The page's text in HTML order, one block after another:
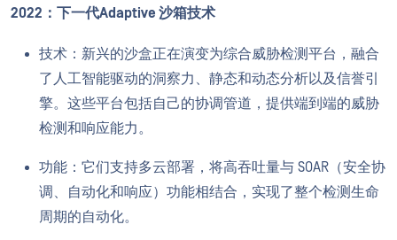
2022：下一代Adaptive 沙箱技术
技术：新兴的沙盒正在演变为综合威胁检测平台，融合
了人工智能驱动的洞察力、静态和动态分析以及信誉引
擎。这些平台包括自己的协调管道，提供端到端的威胁
检测和响应能力。
功能：它们支持多云部署，将高吞吐量与 SOAR（安全协
调、自动化和响应）功能相结合，实现了整个检测生命
周期的自动化。